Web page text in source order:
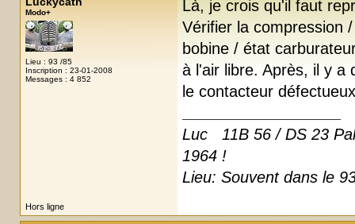
Modo+
Lieu : 93 /85
Inscription : 23-01-2008
Messages : 4 852
Là, je crois qu'il faut
Vérifier la compression
bobine / état
à l'air libre. Après, il y a
le contacteur
Luc 11B 56 / DS 23
1964 !
Lieu: Souvent dans le
Hors ligne